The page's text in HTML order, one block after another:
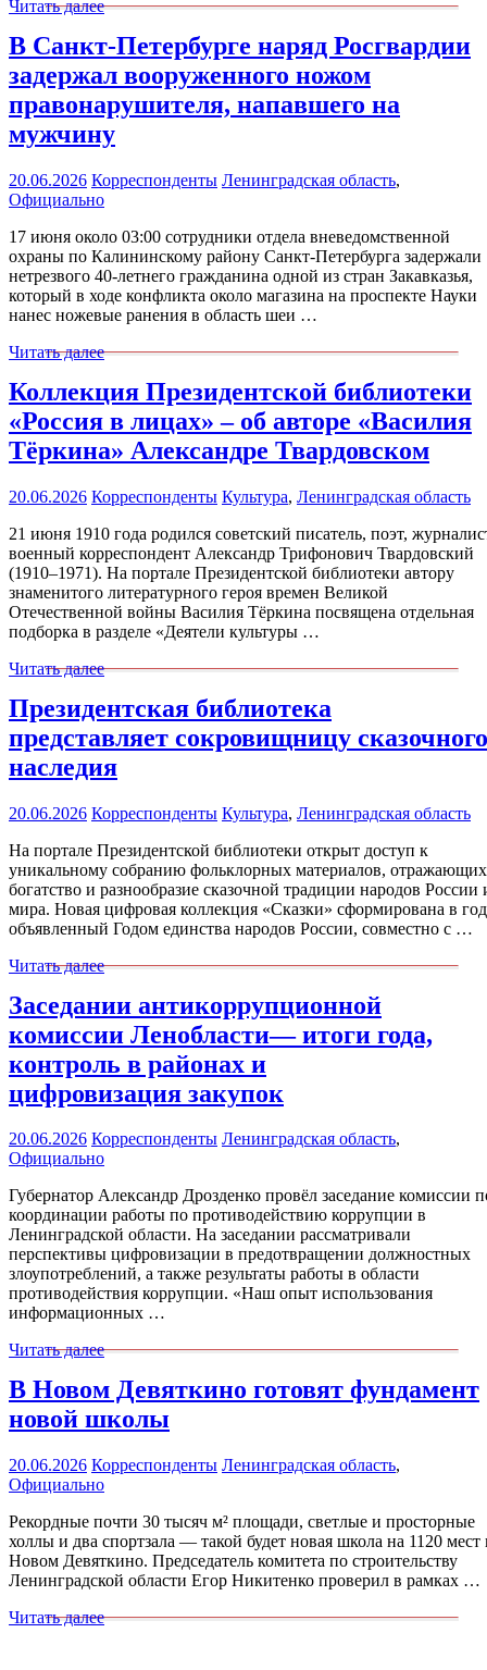
Читать далее
В Санкт-Петербурге наряд Росгвардии
задержал вооруженного ножом
правонарушителя, напавшего на
мужчину
20.06.2026 Корреспонденты Ленинградская область,
Официально
17 июня около 03:00 сотрудники отдела вневедомственной
охраны по Калининскому району Санкт-Петербурга задержали
нетрезвого 40-летнего гражданина одной из стран Закавказья,
который в ходе конфликта около магазина на проспекте Науки
нанес ножевые ранения в область шеи …
Читать далее
Коллекция Президентской библиотеки
«Россия в лицах» – об авторе «Василия
Тёркина» Александре Твардовском
20.06.2026 Корреспонденты Культура, Ленинградская область
21 июня 1910 года родился советский писатель, поэт,
военный корреспондент Александр Трифонович Твардовский
(1910–1971). На портале Президентской библиотеки автору
знаменитого литературного героя времен Великой
Отечественной войны Василия Тёркина посвящена отдельная
подборка в разделе «Деятели культуры …
Читать далее
Президентская библиотека
представляет сокровищницу сказочного
наследия
20.06.2026 Корреспонденты Культура, Ленинградская область
На портале Президентской библиотеки открыт доступ к
уникальному собранию фольклорных материалов, отражающих
богатство и разнообразие сказочной традиции народов России
мира. Новая цифровая коллекция «Сказки» сформирована в
объявленный Годом единства народов России, совместно с …
Читать далее
Заседании антикоррупционной
комиссии Ленобласти— итоги года,
контроль в районах и
цифровизация закупок
20.06.2026 Корреспонденты Ленинградская область,
Официально
Губернатор Александр Дрозденко провёл заседание комиссии
координации работы по противодействию коррупции в
Ленинградской области. На заседании рассматривали
перспективы цифровизации в предотвращении должностных
злоупотреблений, а также результаты работы в области
противодействия коррупции. «Наш опыт использования
информационных …
Читать далее
В Новом Девяткино готовят фундамент
новой школы
20.06.2026 Корреспонденты Ленинградская область,
Официально
Рекордные почти 30 тысяч м² площади, светлые и просторные
холлы и два спортзала — такой будет новая школа на 1120 мест
Новом Девяткино. Председатель комитета по строительству
Ленинградской области Егор Никитенко проверил в рамках …
Читать далее